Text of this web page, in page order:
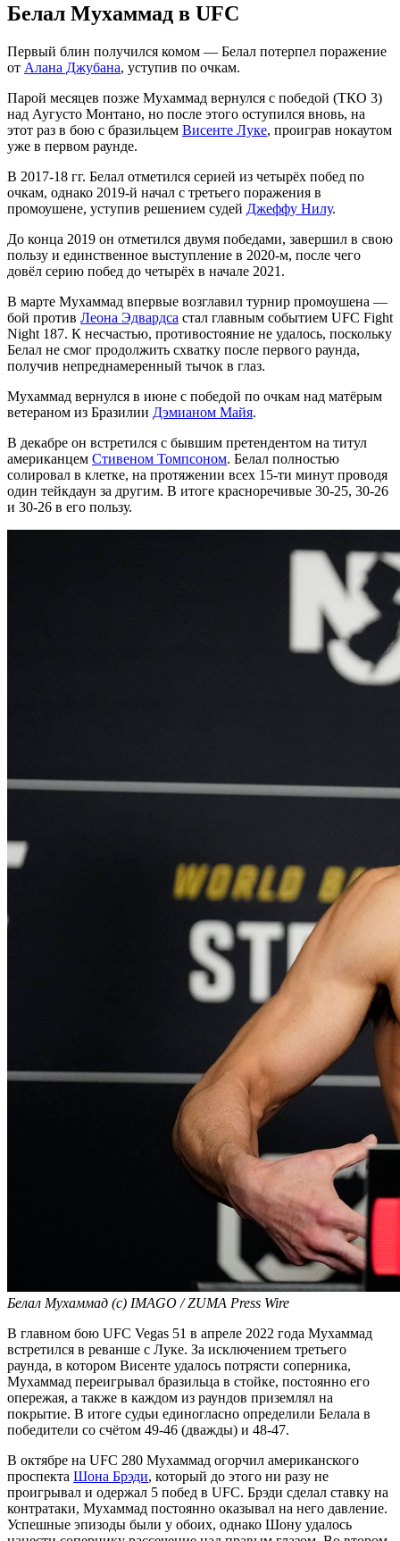
Белал Мухаммад в UFC
Первый блин получился комом — Белал потерпел поражение
от Алана Джубана, уступив по очкам.
Парой месяцев позже Мухаммад вернулся с победой (ТКО 3)
над Аугусто Монтано, но после этого оступился вновь, на
этот раз в бою с бразильцем Висенте Луке, проиграв нокаутом
уже в первом раунде.
В 2017-18 гг. Белал отметился серией из четырёх побед по
очкам, однако 2019-й начал с третьего поражения в
промоушене, уступив решением судей Джеффу Нилу.
До конца 2019 он отметился двумя победами, завершил в свою
пользу и единственное выступление в 2020-м, после чего
довёл серию побед до четырёх в начале 2021.
В марте Мухаммад впервые возглавил турнир промоушена —
бой против Леона Эдвардса стал главным событием UFC Fight
Night 187. К несчастью, противостояние не удалось, поскольку
Белал не смог продолжить схватку после первого раунда,
получив непреднамеренный тычок в глаз.
Мухаммад вернулся в июне с победой по очкам над матёрым
ветераном из Бразилии Дэмианом Майя.
В декабре он встретился с бывшим претендентом на титул
американцем Стивеном Томпсоном. Белал полностью
солировал в клетке, на протяжении всех 15-ти минут проводя
один тейкдаун за другим. В итоге красноречивые 30-25, 30-26
и 30-26 в его пользу.
Белал Мухаммад (с) IMAGO / ZUMA Press Wire
В главном бою UFC Vegas 51 в апреле 2022 года Мухаммад
встретился в реванше с Луке. За исключением третьего
раунда, в котором Висенте удалось потрясти соперника,
Мухаммад переигрывал бразильца в стойке, постоянно его
опережая, а также в каждом из раундов приземлял на
покрытие. В итоге судьи единогласно определили Белала в
победители со счётом 49-46 (дважды) и 48-47.
В октябре на UFC 280 Мухаммад огорчил американского
проспекта Шона Брэди, который до этого ни разу не
проигрывал и одержал 5 побед в UFC. Брэди сделал ставку на
контратаки, Мухаммад постоянно оказывал на него давление.
Успешные эпизоды были у обоих, однако Шону удалось